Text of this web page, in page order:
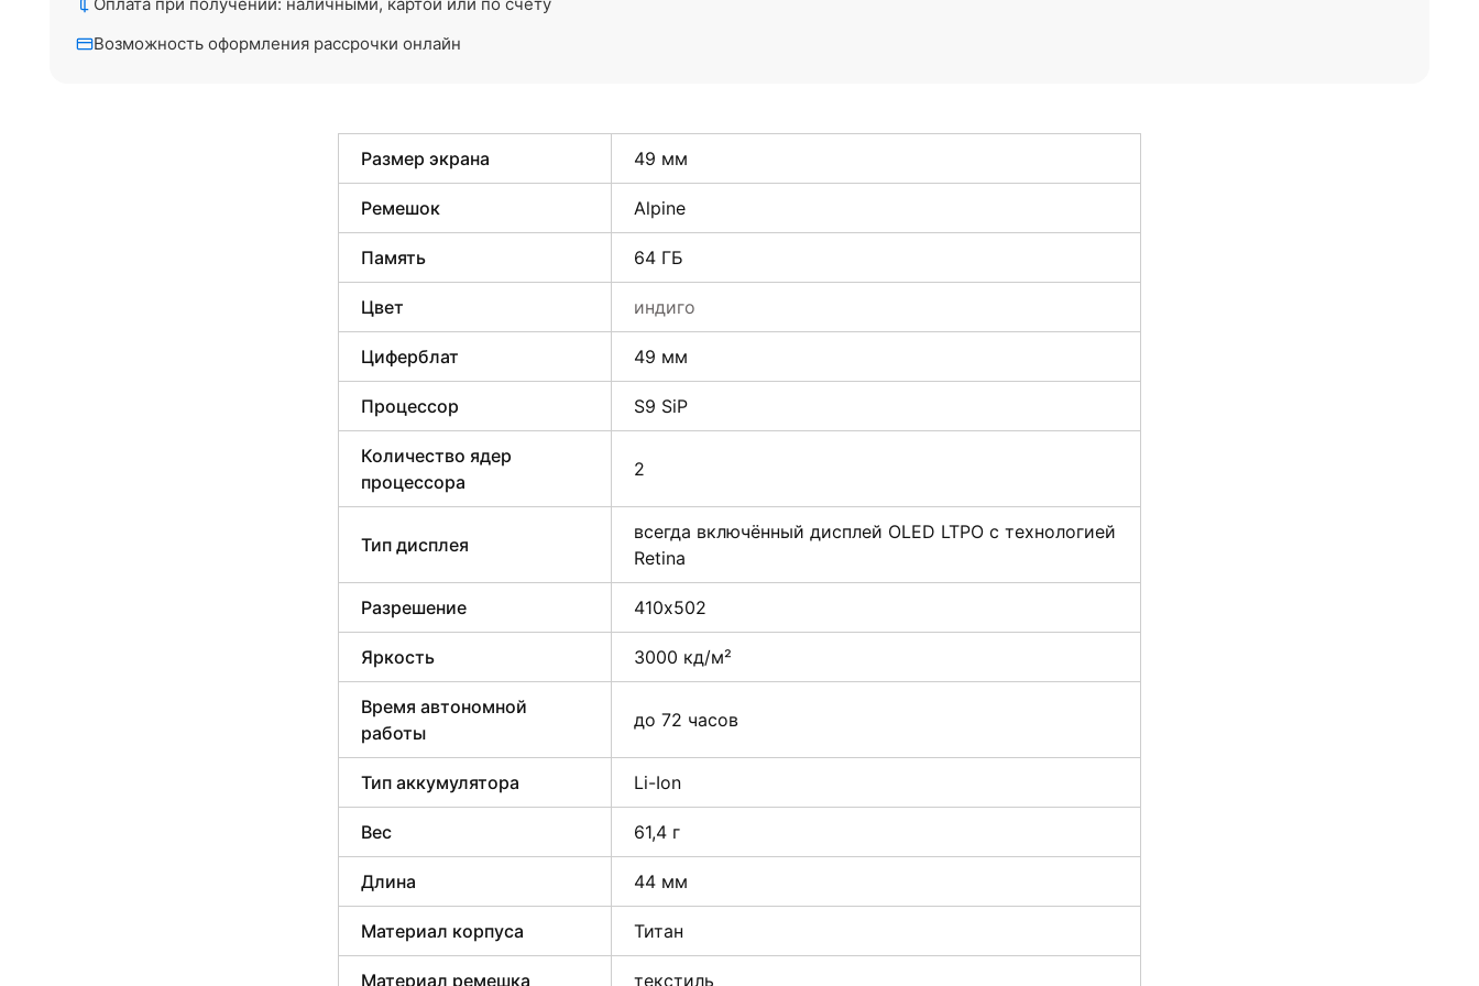
Возможность оформления рассрочки онлайн
Размер экрана 49 мм
Ремешок Alpine
Память 64 ГБ
Цвет индиго
Циферблат 49 мм
Процессор S9 SiP
Количество ядер
процессора
2
Тип дисплея
всегда включённый дисплей OLED LTPO с технологией
Retina
Разрешение 410х502
Яркость 3000 кд/ м²
Время автономной
работы
до 72 часов
Тип аккумулятора Li-Ion
Вес 61,4 г
Длина 44 мм
Материал корпуса Титан
Материал ремешка текстиль